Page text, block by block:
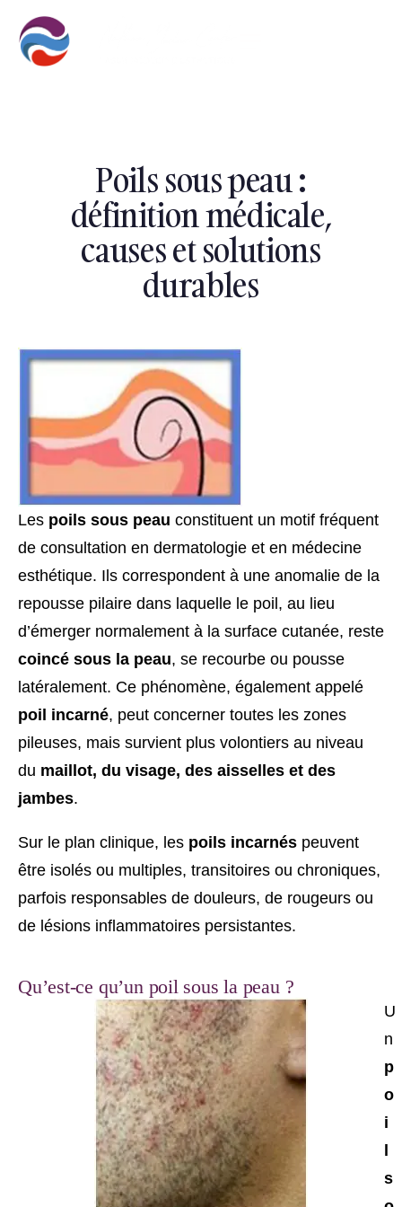
Poils sous peau :
définition médicale,
causes et solutions
durables
Les poils sous peau constituent un motif fréquent
de consultation en dermatologie et en médecine
esthétique. Ils correspondent à une anomalie de la
repousse pilaire dans laquelle le poil, au lieu
d’émerger normalement à la surface cutanée, reste
coincé sous la peau, se recourbe ou pousse
latéralement. Ce phénomène, également appelé
poil incarné, peut concerner toutes les zones
pileuses, mais survient plus volontiers au niveau
du maillot, du visage, des aisselles et des
jambes.
Sur le plan clinique, les poils incarnés peuvent
être isolés ou multiples, transitoires ou chroniques,
parfois responsables de douleurs, de rougeurs ou
de lésions inflammatoires persistantes.
Qu’est-ce qu’un poil sous la peau ?
U
n
p
o
i
l
s